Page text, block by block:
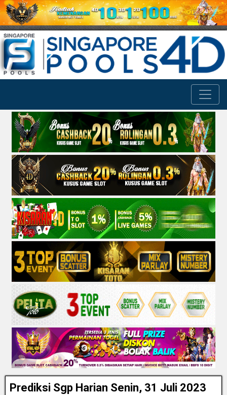
Prediksi Sgp Harian Senin, 31 Juli 2023